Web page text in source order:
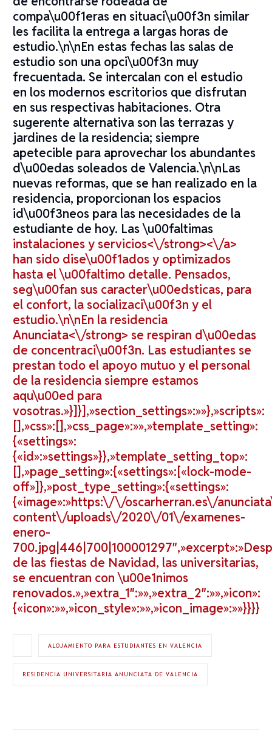
compa\u00f1eras en situaci\u00f3n similar
les facilita la entrega a largas horas de
estudio.\n\nEn estas fechas las salas de
estudio son una opci\u00f3n muy
frecuentada. Se intercalan con el estudio
en los modernos escritorios que disfrutan
en sus respectivas habitaciones. Otra
sugerente alternativa son las terrazas y
jardines de la residencia; siempre
apetecible para aprovechar los abundantes
d\u00edas soleados de Valencia.\n\nLas
nuevas reformas, que se han realizado en la
residencia, proporcionan los espacios
id\u00f3neos para las necesidades de la
estudiante de hoy. Las \u00faltimas
instalaciones y servicios<\/strong><\/a>
han sido dise\u00f1ados y optimizados
hasta el \u00faltimo detalle. Pensados,
seg\u00fan sus caracter\u00edsticas, para
el confort, la socializaci\u00f3n y el
estudio.\n\nEn la residencia
Anunciata<\/strong> se respiran d\u00edas
de concentraci\u00f3n. Las estudiantes se
prestan todo el apoyo mutuo y el personal
de la residencia siempre estamos
aqu\u00ed para
vosotras.»}]}],»section_settings»:»»},»scripts»:
[],»css»:[],»css_page»:»»,»template_setting»:
{«settings»:
{«id»:»settings»}},»template_setting_top»:
[],»page_setting»:{«settings»:[«lock-mode-
off»]},»post_type_setting»:{«settings»:
{«image»:»https:\/\/oscarherran.es\/
content\/uploads\/2020\/01\/examenes-
enero-
de las fiestas de Navidad, las universitarias,
se encuentran con \u00e1nimos
renovados.»,»extra_1″:»»,»extra_2″:»»,»icon»:
{«icon»:»»,»icon_style»:»»,»icon_image»:»»}}}}
ALOJAMIENTO PARA ESTUDIANTES EN VALENCIA
RESIDENCIA UNIVERSITARIA ANUNCIATA DE VALENCIA